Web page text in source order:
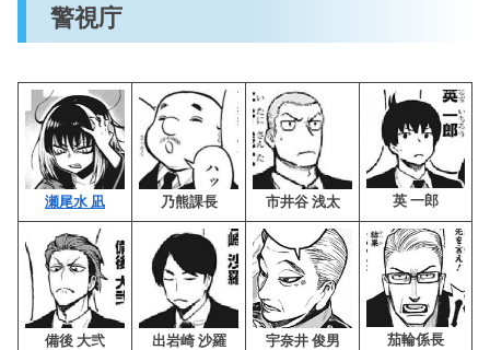
警視庁
瀬尾水 凪 乃熊課長 市井谷 浅太 英 一郎
備後 大弐 出岩崎 沙羅 宇奈井 俊男 茄輪係長